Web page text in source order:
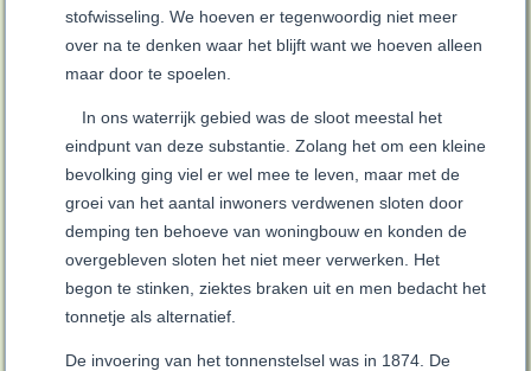
stofwisseling. We hoeven er tegenwoordig niet meer
over na te denken waar het blijft want we hoeven alleen
maar door te spoelen.
In ons waterrijk gebied was de sloot meestal het
eindpunt van deze substantie. Zolang het om een kleine
bevolking ging viel er wel mee te leven, maar met de
groei van het aantal inwoners verdwenen sloten door
demping ten behoeve van woningbouw en konden de
overgebleven sloten het niet meer verwerken. Het
begon te stinken, ziektes braken uit en men bedacht het
tonnetje als alternatief.
De invoering van het tonnenstelsel was in 1874. De